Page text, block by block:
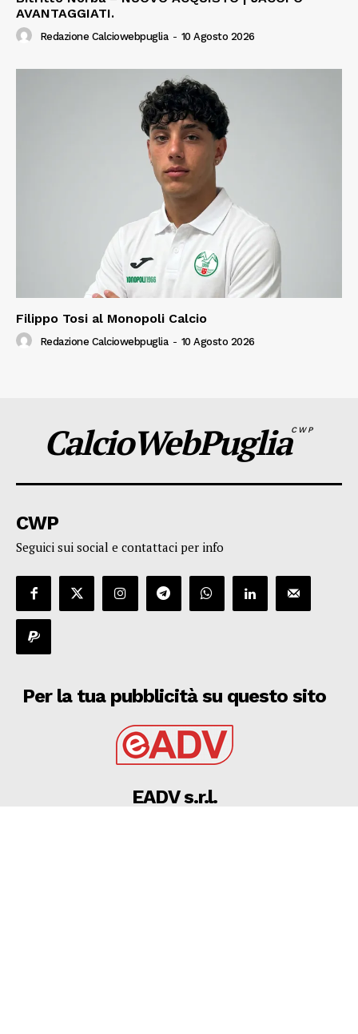
AVANTAGGIATI.
Redazione Calciowebpuglia - 10 Agosto 2026
Filippo Tosi al Monopoli Calcio
Redazione Calciowebpuglia - 10 Agosto 2026
CalcioWebPugliaCWP
CWP
Seguici sui social e contattaci per info
Per la tua pubblicità su questo sito
EADV s.r.l.